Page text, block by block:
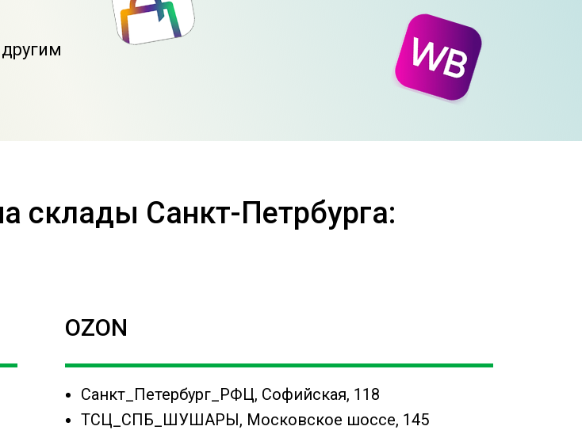
склады Санкт-Петрбурга:
OZON
Санкт_Петербург_РФЦ, Софийская, 118
ТСЦ_СПБ_ШУШАРЫ, Московское шоссе, 145